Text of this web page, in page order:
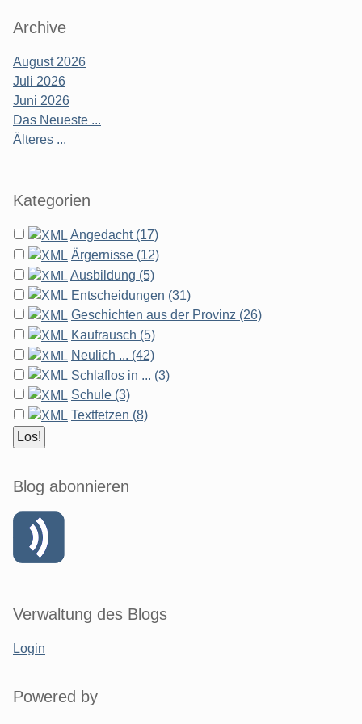
Archive
August 2026
Juli 2026
Juni 2026
Das Neueste ...
Älteres ...
Kategorien
Angedacht (17)
Ärgernisse (12)
Ausbildung (5)
Entscheidungen (31)
Geschichten aus der Provinz (26)
Kaufrausch (5)
Neulich ... (42)
Schlaflos in ... (3)
Schule (3)
Textfetzen (8)
Blog abonnieren
Verwaltung des Blogs
Login
Powered by